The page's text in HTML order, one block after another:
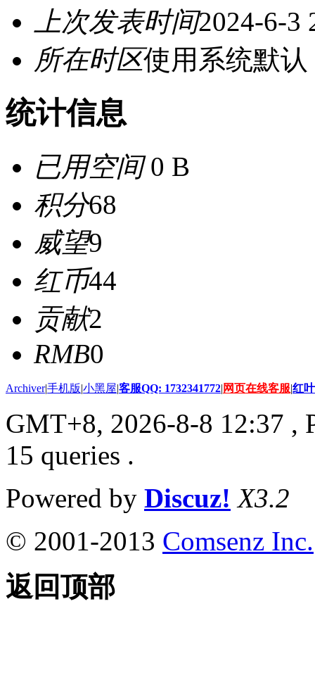
上次发表时间2024-6-3
所在时区使用系统默认
统计信息
已用空间0 B
积分68
威望9
红币44
贡献2
RMB0
Archiver|手机版|小黑屋|客服QQ: 1732341772| 网页在线客服|红
GMT+8, 2026-8-8 12:37 ,
15 queries .
Powered by Discuz! X3.2
© 2001-2013 Comsenz Inc.
返回顶部